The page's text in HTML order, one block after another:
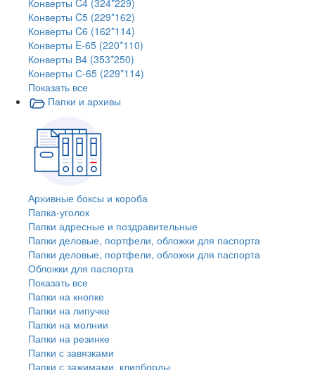
Конверты C4 (324*229)
Конверты C5 (229*162)
Конверты C6 (162*114)
Конверты E-65 (220*110)
Конверты В4 (353*250)
Конверты С-65 (229*114)
Показать все
Папки и архивы
Архивные боксы и короба
Папка-уголок
Папки адресные и поздравительные
Папки деловые, портфели, обложки для паспорта
Папки деловые, портфели, обложки для паспорта
Обложки для паспорта
Показать все
Папки на кнопке
Папки на липучке
Папки на молнии
Папки на резинке
Папки с завязками
Папки с зажимами, клипборды